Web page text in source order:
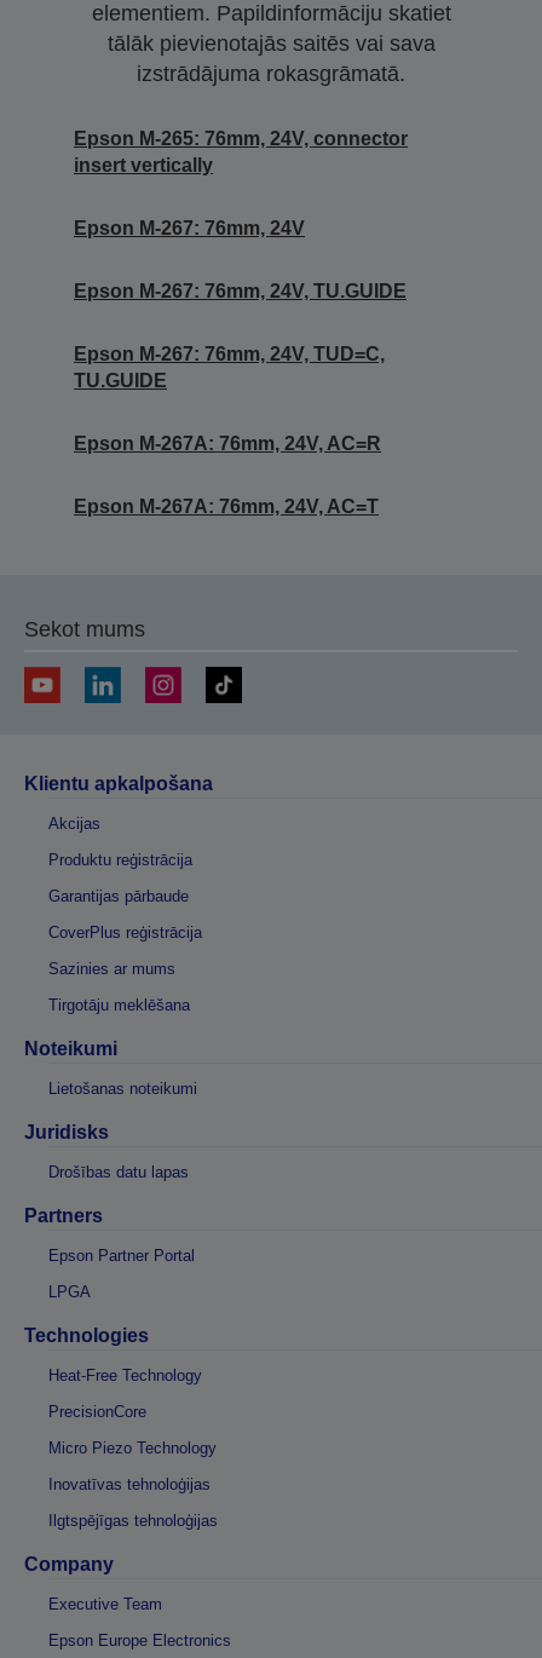
elementiem. Papildinformāciju skatiet
tālāk pievienotajās saitēs vai sava
izstrādājuma rokasgrāmatā.
Epson M-265: 76mm, 24V, connector
insert vertically
Epson M-267: 76mm, 24V
Epson M-267: 76mm, 24V, TU.GUIDE
Epson M-267: 76mm, 24V, TUD=C,
TU.GUIDE
Epson M-267A: 76mm, 24V, AC=R
Epson M-267A: 76mm, 24V, AC=T
Sekot mums
Klientu apkalpošana
Akcijas
Produktu reģistrācija
Garantijas pārbaude
CoverPlus reģistrācija
Sazinies ar mums
Tirgotāju meklēšana
Noteikumi
Lietošanas noteikumi
Juridisks
Drošības datu lapas
Partners
Epson Partner Portal
LPGA
Technologies
Heat-Free Technology
PrecisionCore
Micro Piezo Technology
Inovatīvas tehnoloģijas
Ilgtspējīgas tehnoloģijas
Company
Executive Team
Epson Europe Electronics